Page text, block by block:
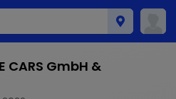
CARS GmbH &